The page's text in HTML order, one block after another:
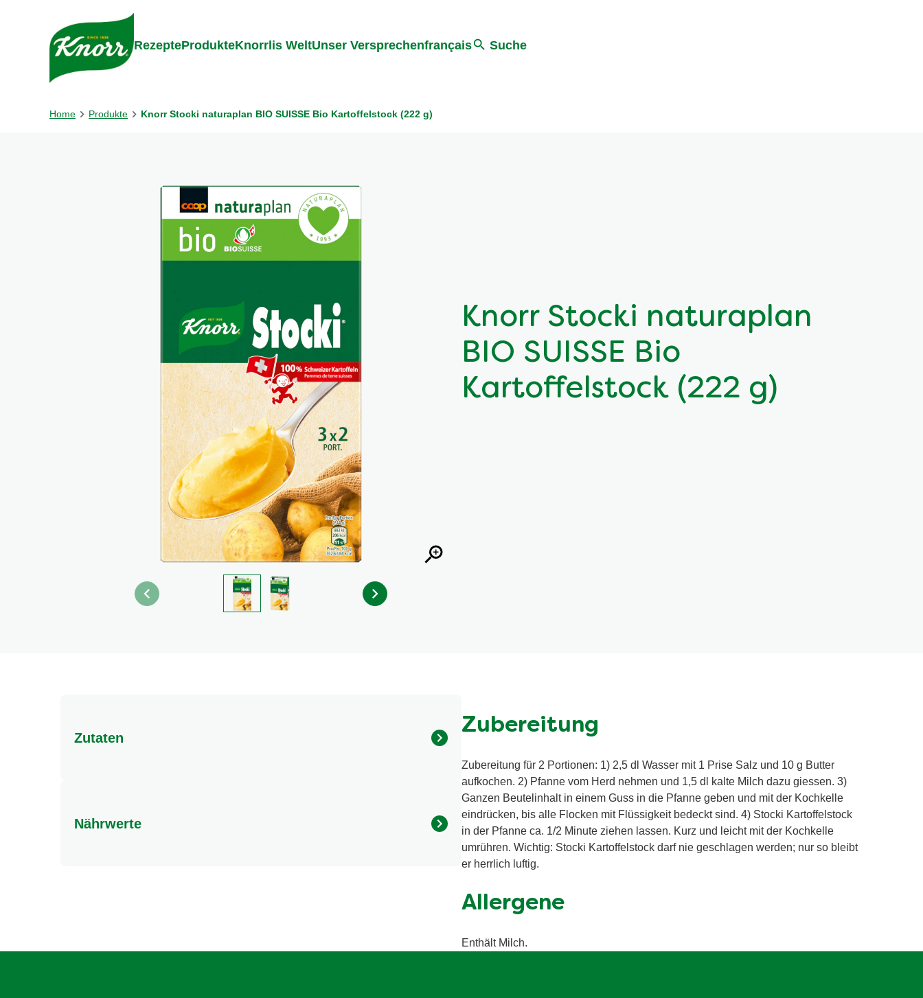
Gehe zu:
RezepteProdukteKnorrlis WeltUnser Versprechenfrançais Suche
Home Produkte Knorr Stocki naturaplan BIO SUISSE Bio Kartoffelstock (222 g)
Knorr Stocki naturaplan
BIO SUISSE Bio
Kartoffelstock (222 g)
Zutaten
Nährwerte
Zubereitung
Zubereitung für 2 Portionen: 1) 2,5 dl Wasser mit 1 Prise Salz und 10 g Butter
aufkochen. 2) Pfanne vom Herd nehmen und 1,5 dl kalte Milch dazu giessen. 3)
Ganzen Beutelinhalt in einem Guss in die Pfanne geben und mit der Kochkelle
eindrücken, bis alle Flocken mit Flüssigkeit bedeckt sind. 4) Stocki Kartoffelstock
in der Pfanne ca. 1/2 Minute ziehen lassen. Kurz und leicht mit der Kochkelle
umrühren. Wichtig: Stocki Kartoffelstock darf nie geschlagen werden; nur so bleibt
er herrlich luftig.
Allergene
Enthält Milch.